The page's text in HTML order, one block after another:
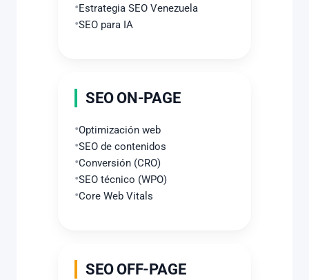
Estrategia SEO Venezuela
SEO para IA
SEO ON-PAGE
Optimización web
SEO de contenidos
Conversión (CRO)
SEO técnico (WPO)
Core Web Vitals
SEO OFF-PAGE